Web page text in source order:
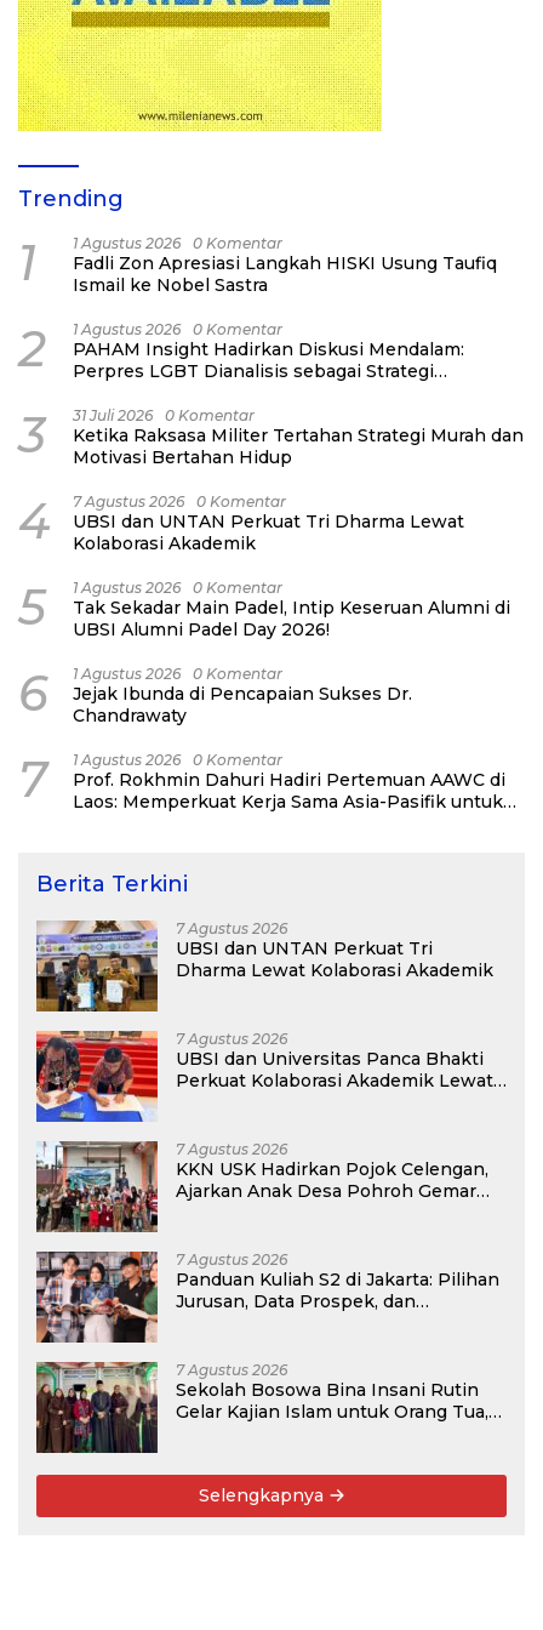
Trending
1 1 Agustus 2026 0 Komentar
Fadli Zon Apresiasi Langkah HISKI Usung Taufiq
Ismail ke Nobel Sastra
2 1 Agustus 2026 0 Komentar
PAHAM Insight Hadirkan Diskusi Mendalam:
Perpres LGBT Dianalisis sebagai Strategi
3 31 Juli 2026 0 Komentar
Ketika Raksasa Militer Tertahan Strategi Murah dan
Motivasi Bertahan Hidup
4 7 Agustus 2026 0 Komentar
UBSI dan UNTAN Perkuat Tri Dharma Lewat
Kolaborasi Akademik
5 1 Agustus 2026 0 Komentar
Tak Sekadar Main Padel, Intip Keseruan Alumni di
UBSI Alumni Padel Day 2026!
6 1 Agustus 2026 0 Komentar
Jejak Ibunda di Pencapaian Sukses Dr.
Chandrawaty
7 1 Agustus 2026 0 Komentar
Prof. Rokhmin Dahuri Hadiri Pertemuan AAWC di
Laos: Memperkuat Kerja Sama Asia-Pasifik untuk
Berita Terkini
7 Agustus 2026
UBSI dan UNTAN Perkuat Tri
Dharma Lewat Kolaborasi Akademik
7 Agustus 2026
UBSI dan Universitas Panca Bhakti
Perkuat Kolaborasi Akademik Lewat
7 Agustus 2026
KKN USK Hadirkan Pojok Celengan,
Ajarkan Anak Desa Pohroh Gemar
7 Agustus 2026
Panduan Kuliah S2 di Jakarta: Pilihan
Jurusan, Data Prospek, dan
7 Agustus 2026
Sekolah Bosowa Bina Insani Rutin
Gelar Kajian Islam untuk Orang Tua,
Selengkapnya